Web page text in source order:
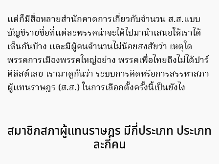
แต่ก็มีสื่อหลายสำนักคาดการเกี่ยวกับจำนวน ส.ส.แบบ
บัญชีรายชื่อที่แต่ละพรรคน่าจะได้ไปมานำเสนอให้เราได้
เห็นกันบ้าง และมีผู้คนจำนวนไม่น้อยสงสัยว่า เหตุใด
พรรคการเมืองพรรคใหญ่อย่าง พรรคเพื่อไทยถึงไม่ได้ปาร์
ตีลิสต์เลย เรามาดูกันว่า ระบบการคิดหรือการสรรหาสภา
ผู้แทนราษฎร (ส.ส.) ในการเลือกตั้งครั้งนี้เป็นยังไง
สมาชิกสภาผู้แทนราษฎร มีกี่ประเภท ประเภท
ละกี่คน